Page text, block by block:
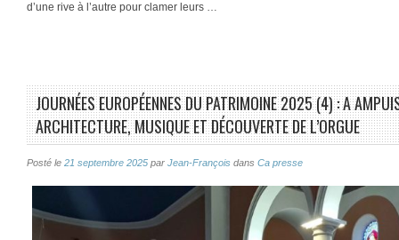
d’une rive à l’autre pour clamer leurs …
JOURNÉES EUROPÉENNES DU PATRIMOINE 2025 (4) : A
ARCHITECTURE, MUSIQUE ET DÉCOUVERTE DE L’ORGUE
Posté le 21 septembre 2025 par Jean-François dans Ca presse